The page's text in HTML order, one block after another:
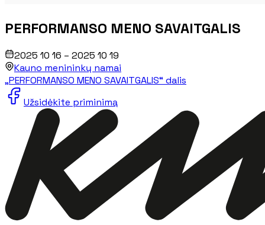
PERFORMANSO MENO SAVAITGALIS
2025 10 16 – 2025 10 19
Kauno menininkų namai
„PERFORMANSO MENO SAVAITGALIS“ dalis
Užsidėkite priminimą